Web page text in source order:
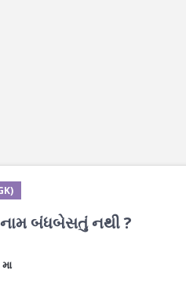
બંધબેસતું નથી ?